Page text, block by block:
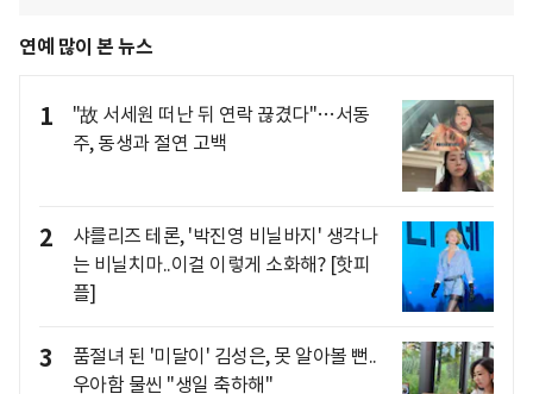
연예 많이 본 뉴스
1
"故 서세원 떠난 뒤 연락 끊겼다"…서동
주, 동생과 절연 고백
2
샤를리즈 테론, '박진영 비닐바지' 생각나
는 비닐치마..이걸 이렇게 소화해? [핫피
플]
3
품절녀 된 '미달이' 김성은, 못 알아볼 뻔..
우아함 물씬 "생일 축하해"